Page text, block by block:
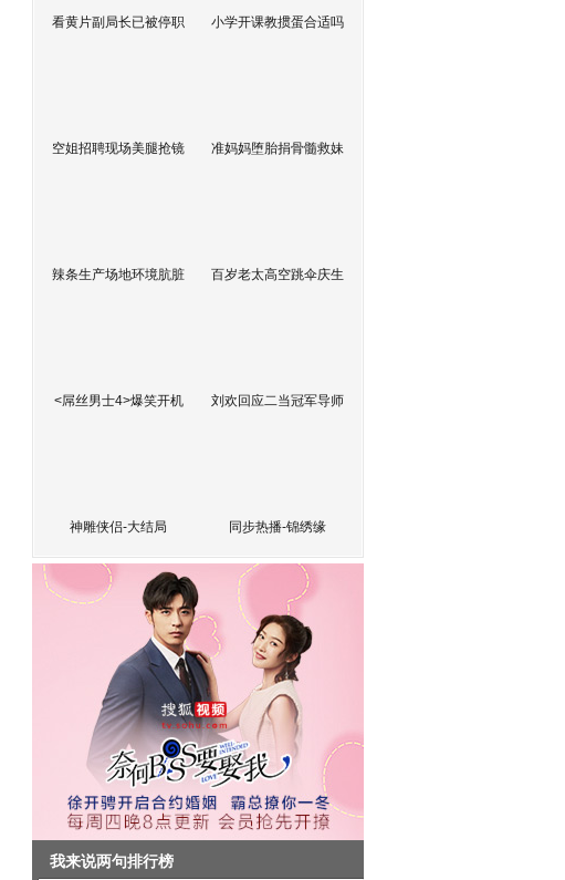
看黄片副局长已被停职 小学开课教掼蛋合适吗
空姐招聘现场美腿抢镜 准妈妈堕胎捐骨髓救妹
辣条生产场地环境肮脏 百岁老太高空跳伞庆生
<屌丝男士4>爆笑开机 刘欢回应二当冠军导师
神雕侠侣-大结局 同步热播-锦绣缘
我来说两句排行榜